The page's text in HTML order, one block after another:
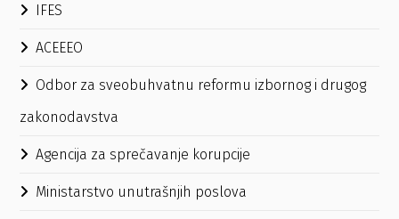
IFES
ACEEEO
Odbor za sveobuhvatnu reformu izbornog i drugog
zakonodavstva
Agencija za sprečavanje korupcije
Ministarstvo unutrašnjih poslova